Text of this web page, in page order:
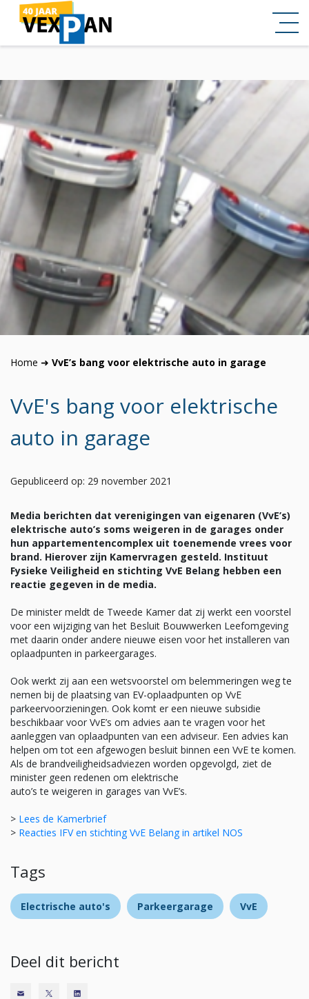
Home ➜ VvE’s bang voor elektrische auto in garage
VvE's bang voor elektrische
auto in garage
Gepubliceerd op: 29 november 2021
Media berichten dat verenigingen van eigenaren (VvE’s)
elektrische auto’s soms weigeren in de garages onder
hun appartementencomplex uit toenemende vrees voor
brand. Hierover zijn Kamervragen gesteld. Instituut
Fysieke Veiligheid en stichting VvE Belang hebben een
reactie gegeven in de media.
De minister meldt de Tweede Kamer dat zij werkt een voorstel
voor een wijziging van het Besluit Bouwwerken Leefomgeving
met daarin onder andere nieuwe eisen voor het installeren van
oplaadpunten in parkeergarages.
Ook werkt zij aan een wetsvoorstel om belemmeringen weg te
nemen bij de plaatsing van EV-oplaadpunten op VvE
parkeervoorzieningen. Ook komt er een nieuwe subsidie
beschikbaar voor VvE’s om advies aan te vragen voor het
aanleggen van oplaadpunten van een adviseur. Een advies kan
helpen om tot een afgewogen besluit binnen een VvE te komen.
Als de brandveiligheidsadviezen worden opgevolgd, ziet de
minister geen redenen om elektrische
auto’s te weigeren in garages van VvE’s.
> Lees de Kamerbrief
> Reacties IFV en stichting VvE Belang in artikel NOS
Tags
Electrische auto's Parkeergarage VvE
Deel dit bericht